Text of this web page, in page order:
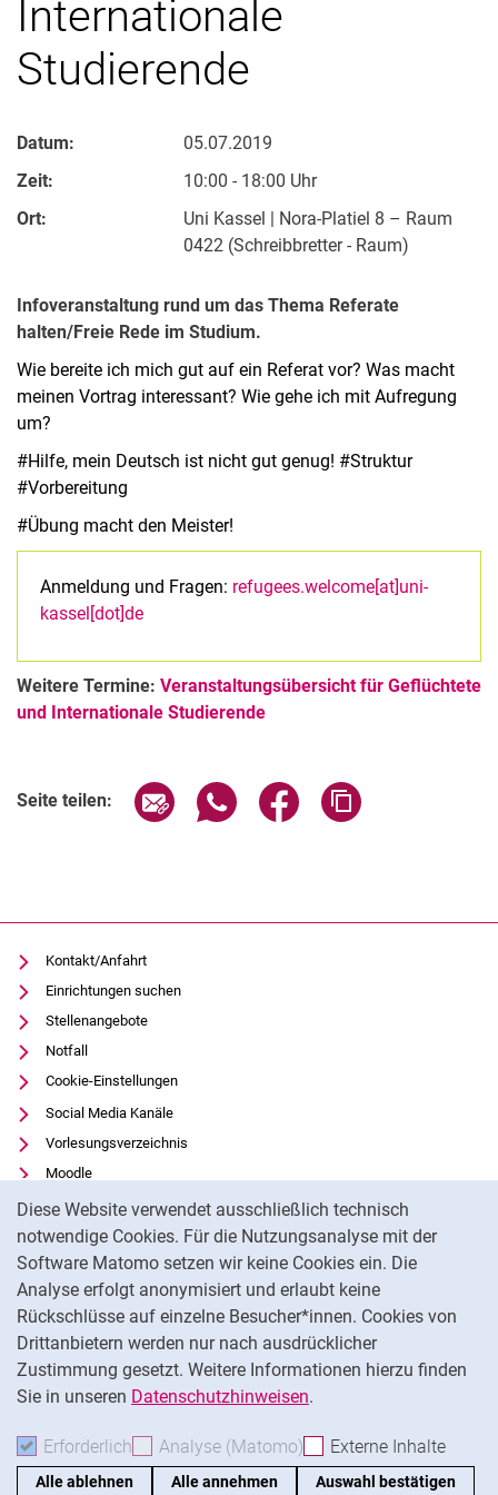
Diese Website verwendet ausschließlich technisch
notwendige Cookies. Für die Nutzungsanalyse mit der
Software Matomo setzen wir keine Cookies ein. Die
Analyse erfolgt anonymisiert und erlaubt keine
Rückschlüsse auf einzelne Besucher*innen. Cookies von
Drittanbietern werden nur nach ausdrücklicher
Zustimmung gesetzt. Weitere Informationen hierzu finden
Sie in unseren Datenschutzhinweisen.
Erforderlich Erforderliche Cookies akzeptieren
Analyse (Matomo) Analyse-Cookies
Externe Inhalte
Alle ablehnen Alle annehmen Auswahl bestätigen
Internationale
Studierende
Datum:
05.07.2019
Zeit:
10:00 - 18:00 Uhr
Ort:
Uni Kassel | Nora-Platiel 8 – Raum
0422 (Schreibbretter - Raum)
Infoveranstaltung rund um das Thema Referate
halten/Freie Rede im Studium.
Wie bereite ich mich gut auf ein Referat vor? Was macht
meinen Vortrag interessant? Wie gehe ich mit Aufregung
um?
#Hilfe, mein Deutsch ist nicht gut genug! #Struktur
#Vorbereitung
#Übung macht den Meister!
Anmeldung und Fragen: refugees.welcome[at]uni-
kassel[dot]de
Weitere Termine: Veranstaltungsübersicht für Geflüchtete
und Internationale Studierende
Seite teilen: Seite über E-Mail teilen
Seite über WhatsApp teilen
Seite über Facebook
Kontakt/Anfahrt
Einrichtungen suchen
Stellenangebote
Notfall
Cookie-Einstellungen
Social Media Kanäle
Vorlesungsverzeichnis
Moodle
Panopto
Universitätsbibliothek
Datenschutz
Barrierefreiheit
Transparenter KI-Einsatz